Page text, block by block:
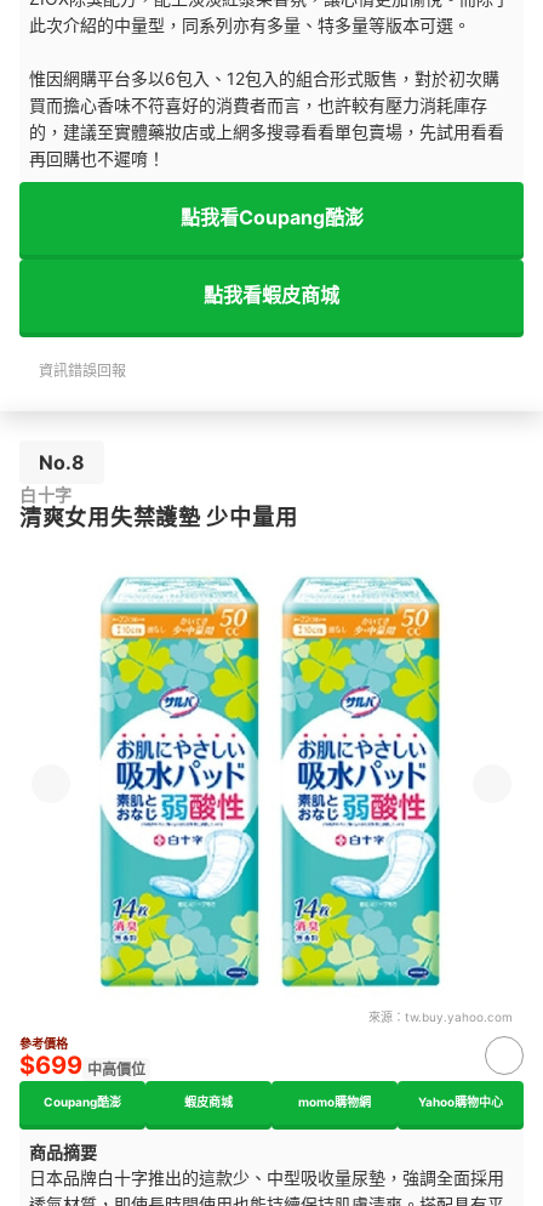
此次介紹的中量型，同系列亦有多量、特多量等版本可選。
惟因網購平台多以6包入、12包入的組合形式販售，對於初次購
買而擔心香味不符喜好的消費者而言，也許較有壓力消耗庫存
的，建議至實體藥妝店或上網多搜尋看看單包賣場，先試用看看
再回購也不遲唷！
點我看Coupang酷澎
點我看蝦皮商城
資訊錯誤回報
No.8
白十字
清爽女用失禁護墊 少中量用
來源： tw.buy.yahoo.com
參考價格
$699 中高價位
Coupang酷澎 蝦皮商城 momo購物網 Yahoo購物中心
商品摘要
日本品牌白十字推出的這款少、中型吸收量尿墊，強調全面採用